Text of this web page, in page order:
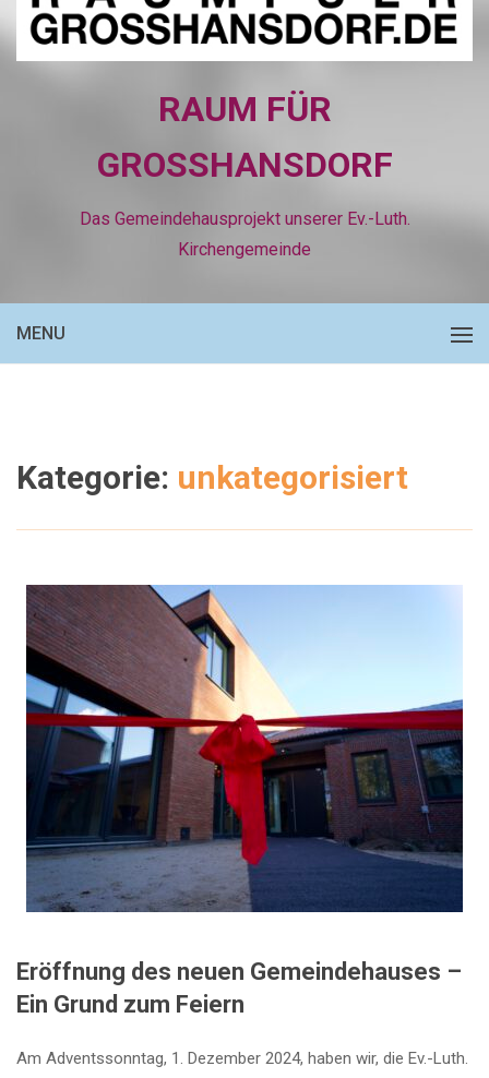
RAUM FÜR
GROSSHANSDORF
Das Gemeindehausprojekt unserer Ev.-Luth.
Kirchengemeinde
MENU
Kategorie: unkategorisiert
Eröffnung des neuen Gemeindehauses –
Ein Grund zum Feiern
Am Adventssonntag, 1. Dezember 2024, haben wir, die Ev.-Luth.